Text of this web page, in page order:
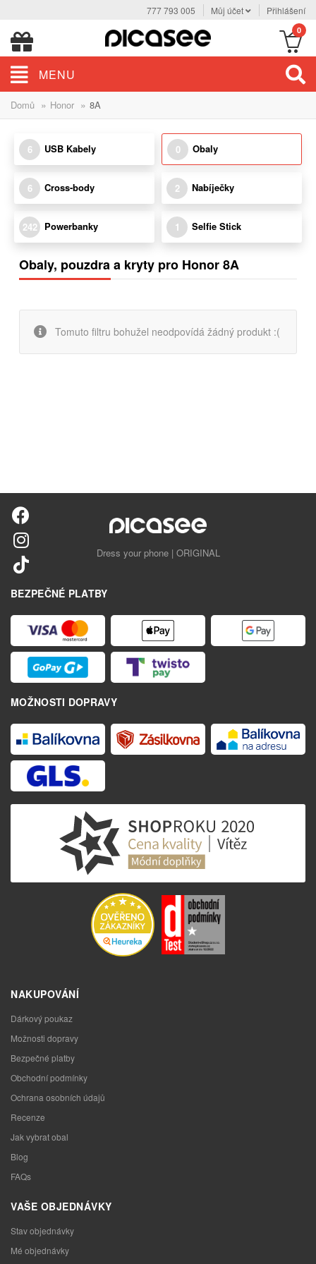
777 793 005 Můj účet Přihlášení
0
MENU
Domů » Honor » 8A
6 USB Kabely 0 Obaly
6 Cross-body 2 Nabíječky
242 Powerbanky 1 Selfie Stick
Obaly, pouzdra a kryty pro Honor 8A
Tomuto filtru bohužel neodpovídá žádný produkt :(
Dress your phone | ORIGINAL
BEZPEČNÉ PLATBY
MOŽNOSTI DOPRAVY
NAKUPOVÁNÍ
Dárkový poukaz
Možnosti dopravy
Bezpečné platby
Obchodní podmínky
Ochrana osobních údajů
Recenze
Jak vybrat obal
Blog
FAQs
VAŠE OBJEDNÁVKY
Stav objednávky
Mé objednávky